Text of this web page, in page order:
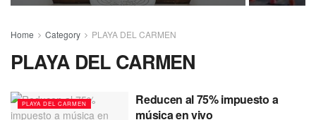
Home Category PLAYA DEL CARMEN
PLAYA DEL CARMEN
PLAYA DEL CARMEN
Reducen al 75% impuesto a
música en vivo